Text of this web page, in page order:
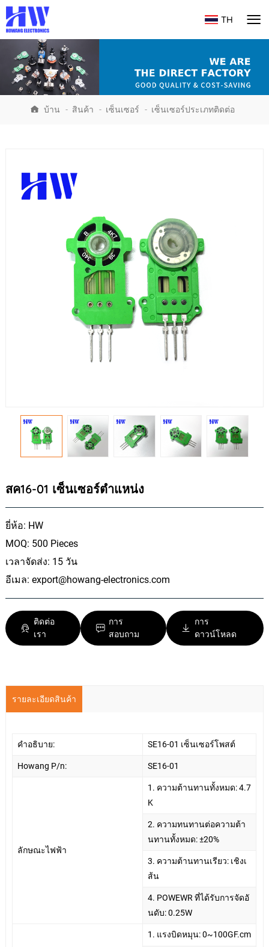
TH
บ้าน - สินค้า - เซ็นเซอร์ - เซ็นเซอร์ประเภทติดต่อ
สค16-01 เซ็นเซอร์ตำแหน่ง
ยี่ห้อ: HW
MOQ: 500 Pieces
เวลาจัดส่ง: 15 วัน
อีเมล: export@howang-electronics.com
ติดต่อ
เรา
การ
สอบถาม
การ
ดาวน์โหลด
รายละเอียดสินค้า
คำอธิบาย: SE16-01 เซ็นเซอร์โพสต์
Howang P/n: SE16-01
ลักษณะไฟฟ้า
1. ความต้านทานทั้งหมด: 4.7
K
2. ความทนทานต่อความต้า
นทานทั้งหมด: ±20%
3. ความต้านทานเรียว: เชิงเ
ส้น
4. POWEWR ที่ได้รับการจัดอั
นดับ: 0.25W
1. แรงบิดหมุน: 0~100GF.cm